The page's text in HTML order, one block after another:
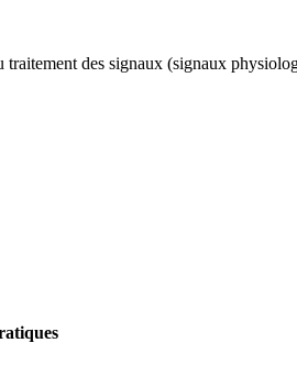
des signaux (signaux